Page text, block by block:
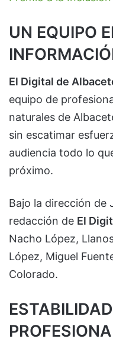
UN EQUIPO
El Digital de
equipo de
naturales de
sin escatimar
audiencia todo lo
próximo.
Bajo la dirección de
redacción de El
Nacho López,
López, Miguel
Colorado.